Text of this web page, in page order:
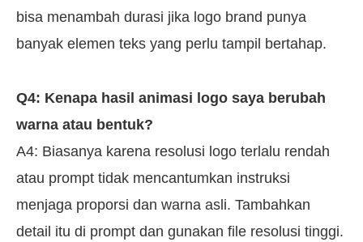
bisa menambah durasi jika logo brand punya
banyak elemen teks yang perlu tampil bertahap.
Q4: Kenapa hasil animasi logo saya berubah
warna atau bentuk?
A4: Biasanya karena resolusi logo terlalu rendah
atau prompt tidak mencantumkan instruksi
menjaga proporsi dan warna asli. Tambahkan
detail itu di prompt dan gunakan file resolusi tinggi.